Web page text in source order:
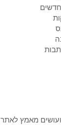
חדשים
ועושים מאמץ